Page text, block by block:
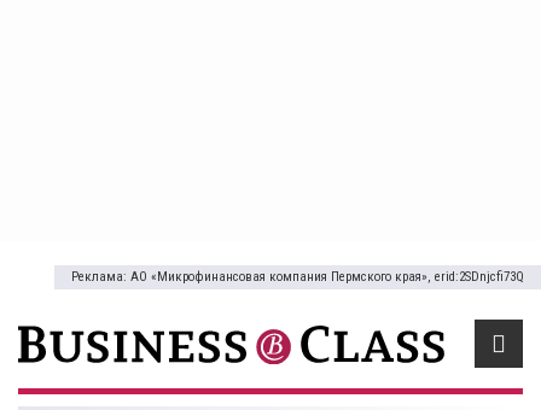
Реклама: АО «Микрофинансовая компания Пермского края», erid:2SDnjcfi73Q